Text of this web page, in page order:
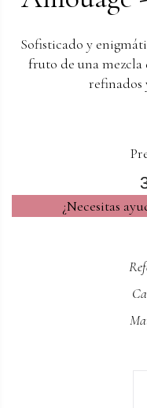
Sofisticado y
fruto de una mezcla
refinados
¿Necesitas